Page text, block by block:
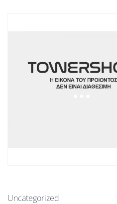
Uncategorized